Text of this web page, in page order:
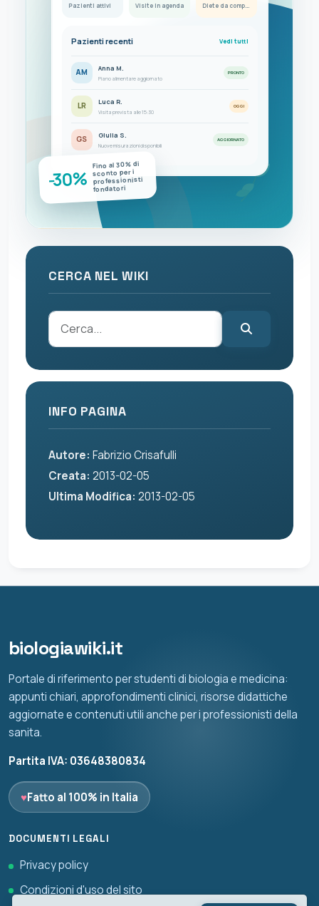
Pazienti attivi Visite in agenda
Pazienti recenti Vedi tutti
AM Anna M.
Piano alimentare aggiornato
PRONTO
LR Luca R.
Visita prevista alle 15:30
OGGI
GS Giulia S.
Nuove misurazioni disponibili
AGGIORNATO
-30%
Fino al 30% di
sconto per i
professionisti
fondatori
CERCA NEL WIKI
INFO PAGINA
Autore: Fabrizio Crisafulli
Creata: 2013-02-05
Ultima Modifica: 2013-02-05
biologiawiki.it
Portale di riferimento per studenti di biologia e medicina:
appunti chiari, approfondimenti clinici, risorse didattiche
aggiornate e contenuti utili anche per i professionisti della
sanita.
Partita IVA: 03648380834
♥Fatto al 100% in Italia
DOCUMENTI LEGALI
Privacy policy
Condizioni d'uso del sito